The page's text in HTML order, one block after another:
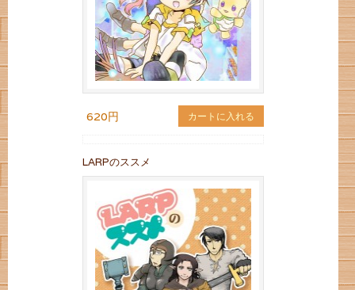
620円 カートに入れる
LARPのススメ